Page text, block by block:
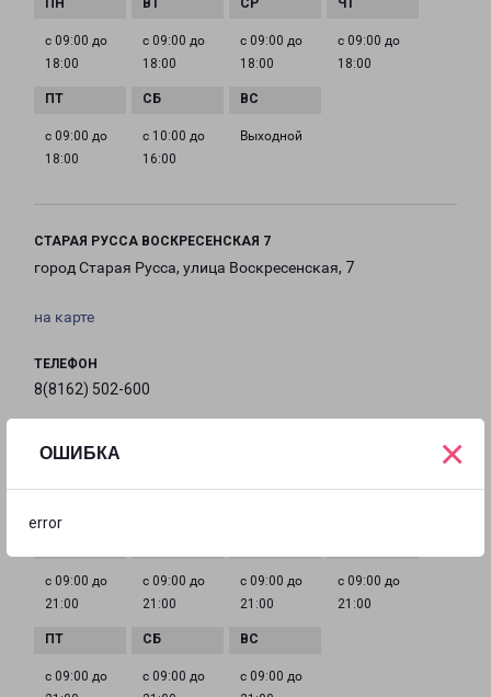
ОШИБКА
error
×
с 09:00 до
18:00
с 09:00 до
18:00
с 09:00 до
18:00
с 09:00 до
18:00
с 09:00 до
18:00
с 10:00 до
16:00
Выходной
СТАРАЯ РУССА ВОСКРЕСЕНСКАЯ 7
город Старая Русса, улица Воскресенская, 7
на карте
ТЕЛЕФОН
8(8162) 502-600
velikiynovg@pecom.ru
с 09:00 до
21:00
с 09:00 до
21:00
с 09:00 до
21:00
с 09:00 до
21:00
с 09:00 до
с 09:00 до
с 09:00 до